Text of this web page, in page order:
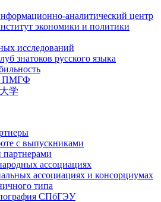
аналитический центр
экономики и политики
исследований
знатоков русского языка
ПМГФ
学
с выпускниками
ассоциациях
ассоциациях и консорциумах
типа
СПбГЭУ